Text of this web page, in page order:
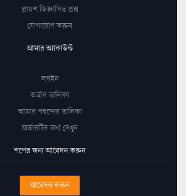
প্রায়শ জিজ্ঞাসিত প্রশ্ন
যোগাযোগ করুন
আমার অ্যাকাউন্ট
লগইন
অর্ডার তালিকা
আমার পছন্দের তালিকা
অর্ডারটির তথ্য দেখুন
শপের জন্য আবেদন করুন
আবেদন করুন